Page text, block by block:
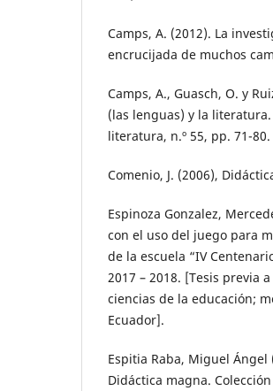
Camps, A. (2012). La
encrucijada de muchos
Camps, A., Guasch, O. y
(las lenguas) y la
literatura, n.º 55, pp. 71-80.
Comenio, J. (2006),
Espinoza Gonzalez,
con el uso del juego para
de la escuela “IV
2017 – 2018. [Tesis previa
ciencias de la educación;
Ecuador].
Espitia Raba, Miguel
Didáctica magna.